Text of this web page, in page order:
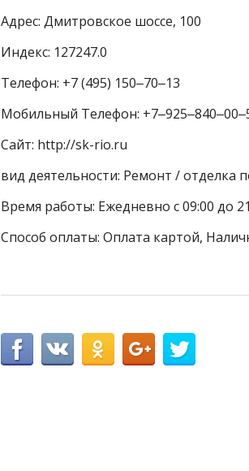
Адрес: Дмитровское шоссе, 100
Индекс: 127247.0
Телефон: +7 (495) 150‒70‒13
Мобильный Телефон:
Сайт: http://sk-rio.ru
вид деятельности: Ремонт / отделка
Время работы: Ежедневно с 09:00 до
Способ оплаты: Оплата картой,